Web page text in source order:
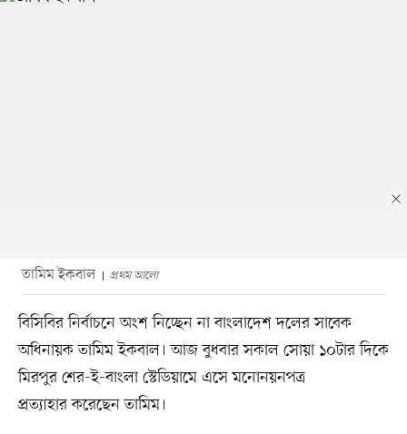
তামিম ইকবাল প্রথম আলো
বিসিবির নির্বাচনে অংশ নিচ্ছেন না বাংলাদেশ দলের সাবেক
অধিনায়ক তামিম ইকবাল। আজ বুধবার সকাল সোয়া ১০টার দিকে
মিরপুর শের-ই-বাংলা স্টেডিয়ামে এসে মনোনয়নপত্র
প্রত্যাহার করেছেন তামিম।